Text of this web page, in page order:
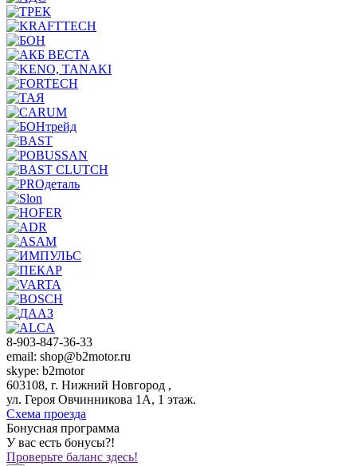
8-903-847-36-33
email: shop@b2motor.ru
skype: b2motor
603108, г. Нижний Новгород ,
ул. Героя Овчинникова 1А, 1 этаж.
Схема проезда
Бонусная программа
У вас есть бонусы?!
Проверьте баланс здесь!